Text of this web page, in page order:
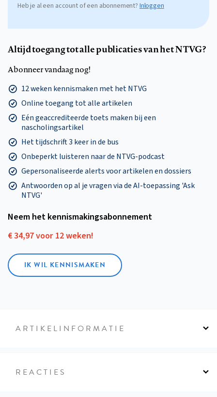
Heb je al een account of een abonnement? Inloggen
Altijd toegang tot alle publicaties van het NTVG?
Abonneer vandaag nog!
12 weken kennismaken met het NTVG
Online toegang tot alle artikelen
Eén geaccrediteerde toets maken bij een
nascholingsartikel
Het tijdschrift 3 keer in de bus
Onbeperkt luisteren naar de NTVG-podcast
Gepersonaliseerde alerts voor artikelen en dossiers
Antwoorden op al je vragen via de AI-toepassing 'Ask
NTVG'
Neem het kennismakings­abonnement
€ 34,97 voor 12 weken!
IK WIL KENNISMAKEN
ARTIKELINFORMATIE
REACTIES